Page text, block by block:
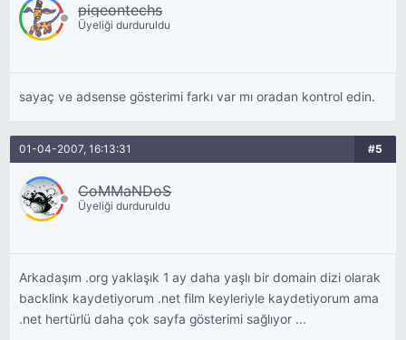
pigeontechs
Üyeliği durduruldu
sayaç ve adsense gösterimi farkı var mı oradan kontrol edin.
01-04-2007, 16:13:31 #5
CoMMaNDoS
Üyeliği durduruldu
Arkadaşım .org yaklaşık 1 ay daha yaşlı bir domain dizi olarak
backlink kaydetiyorum .net film keyleriyle kaydetiyorum ama
.net hertürlü daha çok sayfa gösterimi sağlıyor ...